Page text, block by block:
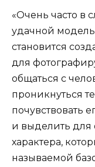
«Очень часто в
удачной
становится
для
общаться с
проникнуться
почувствовать
и выделить для
характера,
называемой